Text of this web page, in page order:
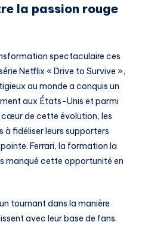
la passion rouge
spectaculaire ces
Netflix « Drive to Survive »,
au monde a conquis un
aux États-Unis et parmi
cœur de cette évolution, les
à fidéliser leurs supporters
Ferrari, la formation la
manqué cette opportunité en
tournant dans la manière
avec leur base de fans.